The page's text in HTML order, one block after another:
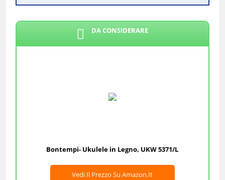
DA CONSIDERARE
Bontempi- Ukulele in Legno, UKW 5371/L
Vedi Il Prezzo Su Amazon.it